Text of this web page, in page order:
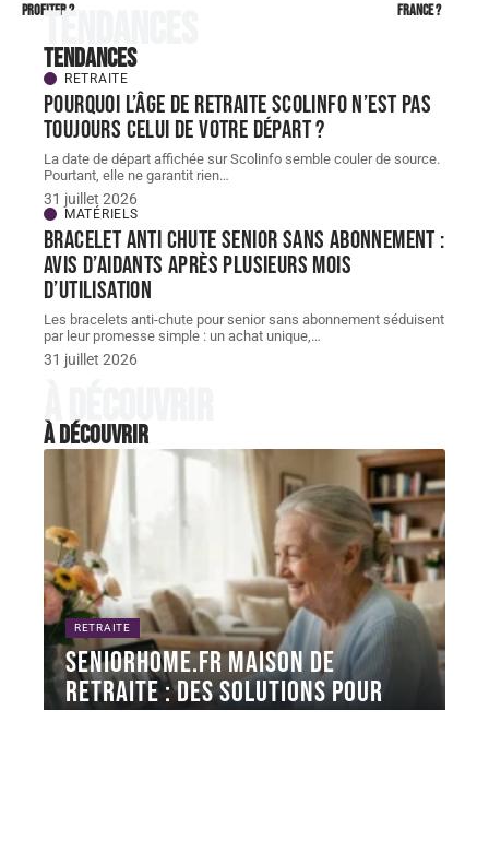
profiter ?
France ?
Tendances
Tendances
RETRAITE
Pourquoi l’âge de retraite scolinfo n’est pas
toujours celui de votre départ ?
La date de départ affichée sur Scolinfo semble couler de source.
Pourtant, elle ne garantit rien…
31 juillet 2026
MATÉRIELS
Bracelet Anti chute senior sans abonnement :
avis d’aidants après plusieurs mois
d’utilisation
Les bracelets anti-chute pour senior sans abonnement séduisent
par leur promesse simple : un achat unique, …
31 juillet 2026
À découvrir
À découvrir
RETRAITE
Seniorhome.fr maison de
retraite : des solutions pour
rester proche de sa famille